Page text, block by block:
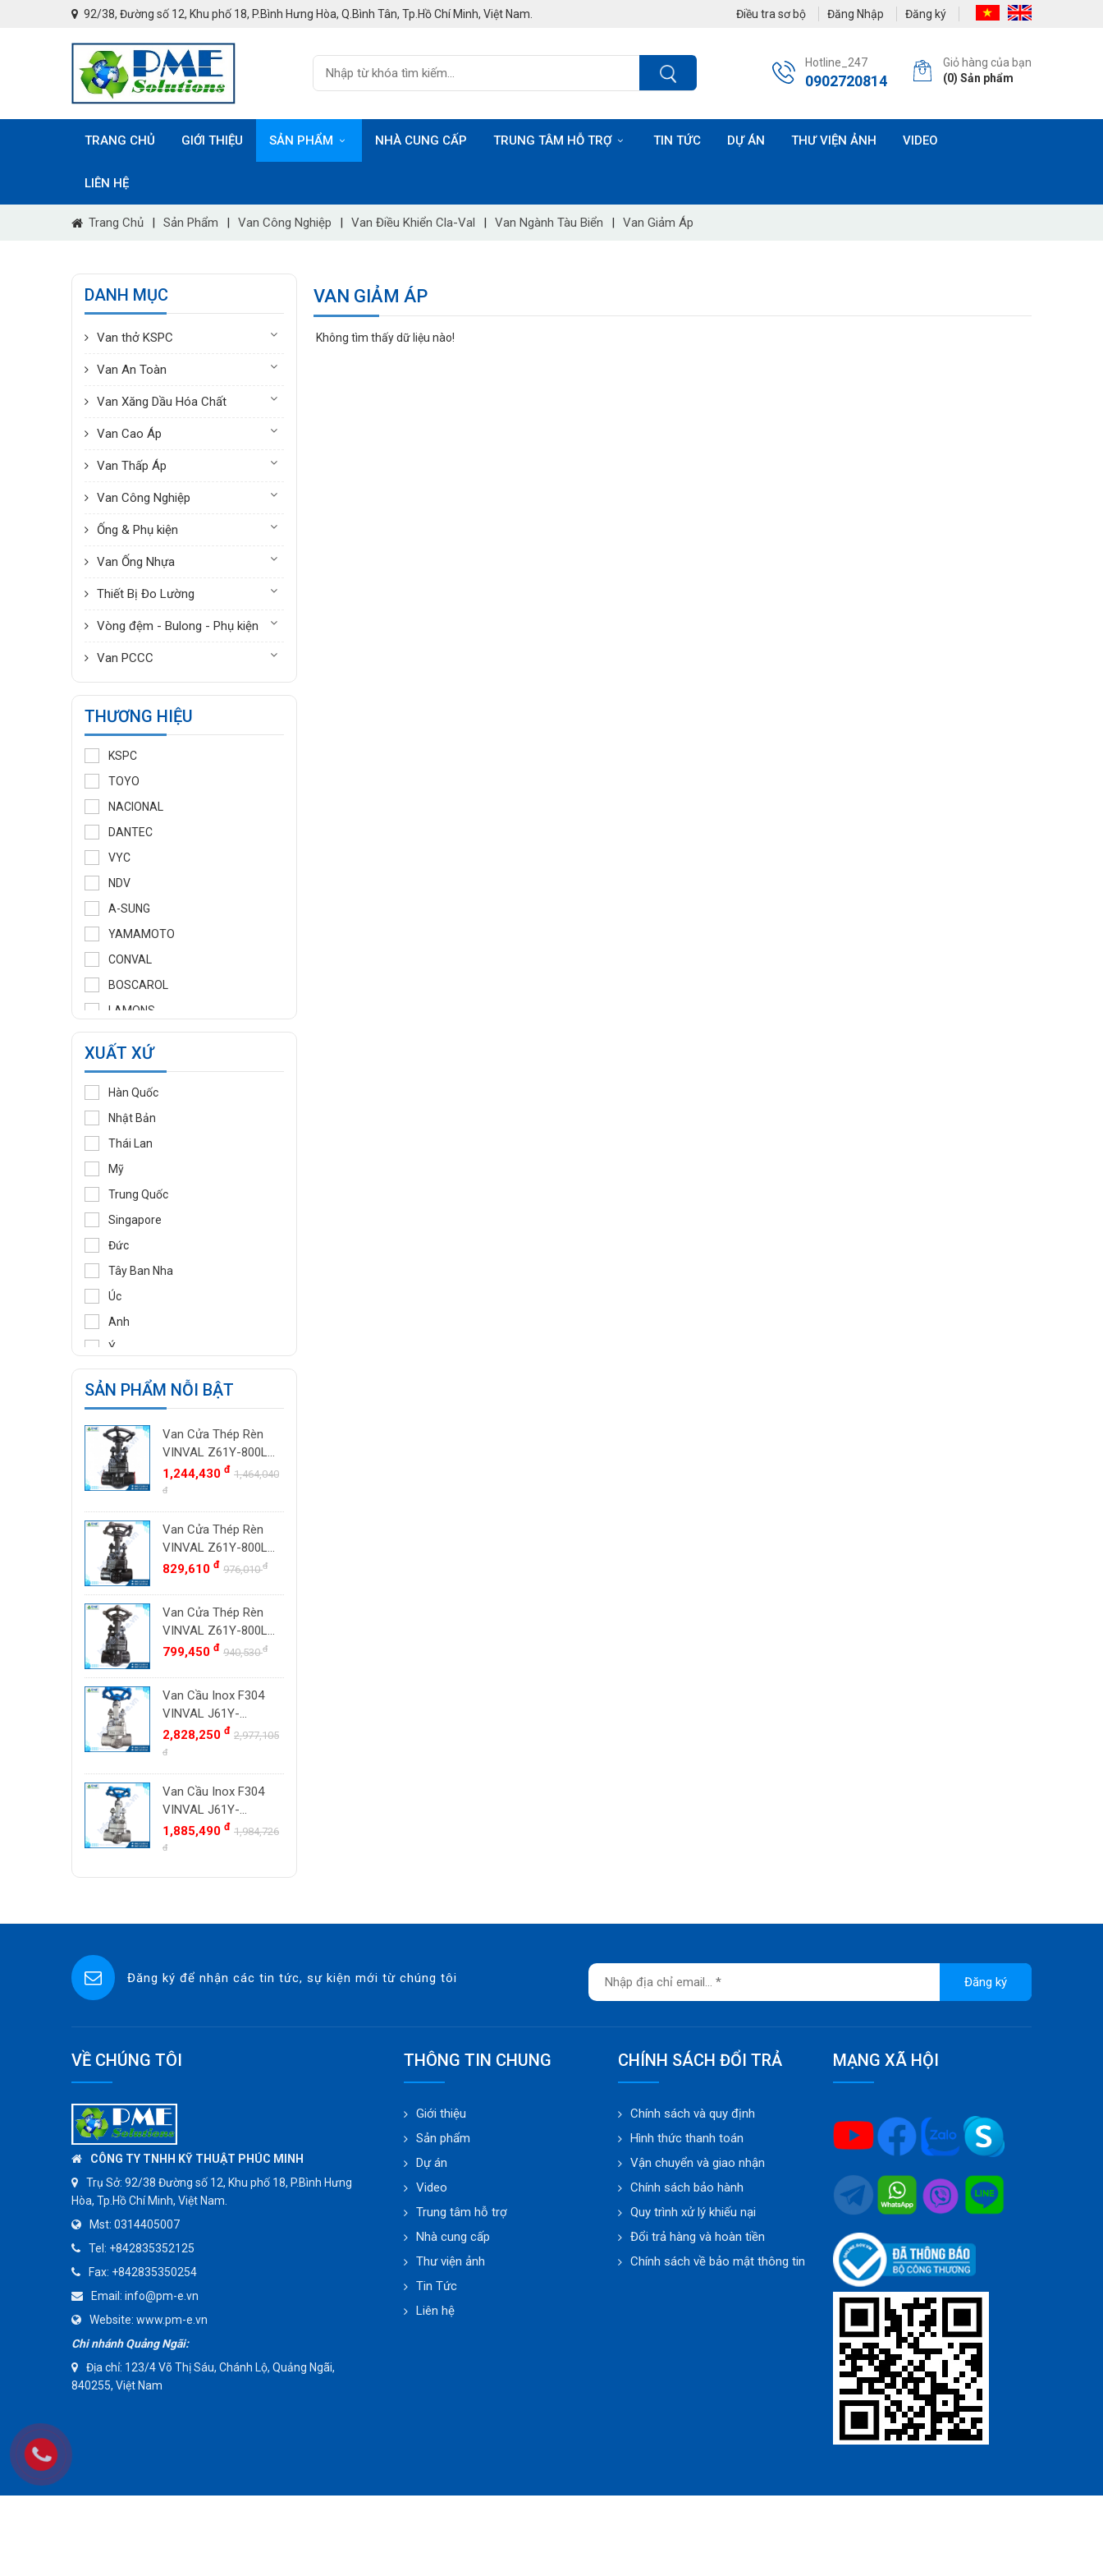
92/38, Đường số 12, Khu phố 18, P.Bình Hưng Hòa, Q.Bình Tân, Tp.Hồ Chí Minh, Việt Nam. Điều tra sơ bộ Đăng Nhập Đăng ký
Giỏ hàng của bạn
(0) Sản phẩm
Hotline_247
0902720814
TRANG CHỦ GIỚI THIỆU SẢN PHẨM NHÀ CUNG CẤP TRUNG TÂM HỖ TRỢ TIN TỨC DỰ ÁN THƯ VIỆN ẢNH VIDEO
LIÊN HỆ
Trang Chủ | Sản Phẩm | Van Công Nghiệp | Van Điều Khiển Cla-Val | Van Ngành Tàu Biển | Van Giảm Áp
VAN GIẢM ÁP
Không tìm thấy dữ liệu nào!
DANH MỤC
Van thở KSPC
Van An Toàn
Van Xăng Dầu Hóa Chất
Van Cao Áp
Van Thấp Áp
Van Công Nghiệp
Ống & Phụ kiện
Van Ống Nhựa
Thiết Bị Đo Lường
Vòng đệm - Bulong - Phụ kiện
Van PCCC
THƯƠNG HIỆU
KSPC
TOYO
NACIONAL
DANTEC
VYC
NDV
A-SUNG
YAMAMOTO
CONVAL
BOSCAROL
LAMONS
MANNTEK
KLINGER
WOOJU GASPACK
DIDTEK
RITAG
GASSO
SAMYANG
TOZEN
PEKOS
VINVAL
AZBIL
BROADY
OCV
SIRCA
BESA
BAODI
TLV
ZENNER
DOUGLAS
LESER
VENN
YOSHITAKE
KITZ
DK VALVE
TIGER
HD FIRE
ETM
TAMAKI
ASAHI
SWISSFLUID
KUNKLE
ASCO CO2
SPIRAX SARCO
DKM
VALQUA
HAWKS
ZETKAMA
BZE
DYNO
WEFLO
SENSUS
TOMOE
SUNPASS
AMMETE
XUẤT XỨ
Hàn Quốc
Nhật Bản
Thái Lan
Mỹ
Trung Quốc
Singapore
Đức
Tây Ban Nha
Úc
Anh
Ý
Pháp
Ấn Độ
Indonesia
Malaysia
Đài Loan
Thụy Sĩ
Ba Lan
SẢN PHẨM NỖI BẬT
Van Cửa Thép Rèn
VINVAL Z61Y-800LB
DN25 (1") | Class
800#, Socket Weld
1,244,430 đ 1,464,040
đ
Van Cửa Thép Rèn
VINVAL Z61Y-800LB
DN20 (3/4") | Class
829,610 đ 976,010đ
Van Cửa Thép Rèn
VINVAL Z61Y-800LB
DN15 (1/2") | Class
799,450 đ 940,530đ
Van Cầu Inox F304
VINVAL J61Y-
800LBP DN25 (1")
Class 800 Socket
2,828,250 đ 2,977,105
đ
Van Cầu Inox F304
VINVAL J61Y-
800LBP DN20 (3/4")
Class 800 Socket
1,885,490 đ 1,984,726
đ
Đăng ký để nhận các tin tức, sự kiện mới từ chúng tôi Đăng ký
VỀ CHÚNG TÔI
CÔNG TY TNHH KỸ THUẬT PHÚC MINH
Trụ Sở: 92/38 Đường số 12, Khu phố 18, P.Bình Hưng
Hòa, Tp.Hồ Chí Minh, Việt Nam.
Mst: 0314405007
Tel: +842835352125
Fax: +842835350254
Email: info@pm-e.vn
Website: www.pm-e.vn
Chi nhánh Quảng Ngãi:
Địa chỉ: 123/4 Võ Thị Sáu, Chánh Lộ, Quảng Ngãi,
840255, Việt Nam
THÔNG TIN CHUNG
Giới thiệu
Sản phẩm
Dự án
Video
Trung tâm hỗ trợ
Nhà cung cấp
Thư viện ảnh
Tin Tức
Liên hệ
CHÍNH SÁCH ĐỔI TRẢ
Chính sách và quy định
Hình thức thanh toán
Vận chuyển và giao nhận
Chính sách bảo hành
Quy trình xử lý khiếu nại
Đổi trả hàng và hoàn tiền
Chính sách về bảo mật thông tin
MẠNG XÃ HỘI